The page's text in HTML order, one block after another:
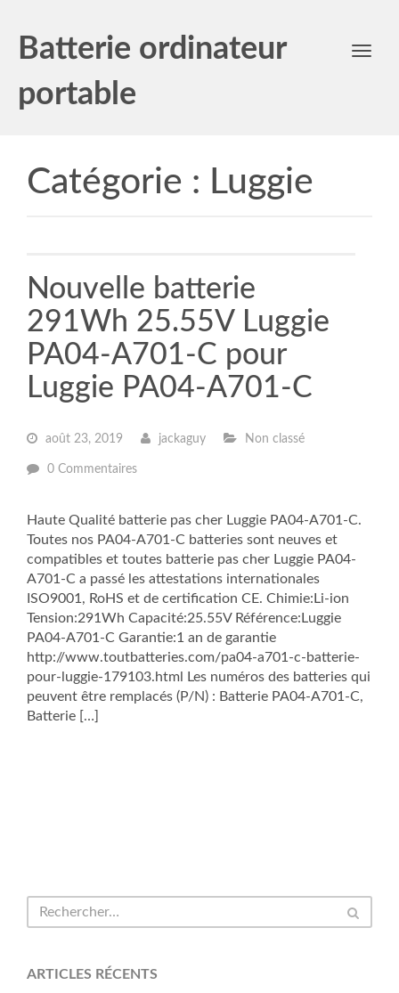
Batterie ordinateur
portable
Toggle
Catégorie : Luggie
Nouvelle batterie
291Wh 25.55V Luggie
PA04-A701-C pour
Luggie PA04-A701-C
août 23, 2019 jackaguy Non classé
0 Commentaires
Haute Qualité batterie pas cher Luggie PA04-A701-C.
Toutes nos PA04-A701-C batteries sont neuves et
compatibles et toutes batterie pas cher Luggie PA04-
A701-C a passé les attestations internationales
ISO9001, RoHS et de certification CE. Chimie:Li-ion
Tension:291Wh Capacité:25.55V Référence:Luggie
PA04-A701-C Garantie:1 an de garantie
http://www.toutbatteries.com/pa04-a701-c-batterie-
pour-luggie-179103.html Les numéros des batteries qui
peuvent être remplacés (P/N) : Batterie PA04-A701-C,
Batterie […]
ARTICLES RÉCENTS